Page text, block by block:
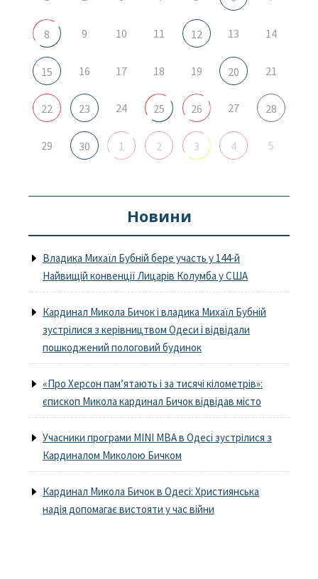
8 9 10 11 12 13 14
15 16 17 18 19 20 21
22 23 24 25 26 27 28
29 30 1 2 3 4 5
Новини
Владика Михаїл Бубній бере участь у 144-й
Найвищій конвенції Лицарів Колумба у США
Кардинал Микола Бичок і владика Михаїл Бубній
зустрілися з керівництвом Одеси і відвідали
пошкоджений пологовий будинок
«Про Херсон пам’ятають і за тисячі кілометрів»:
єпископ Микола кардинал Бичок відвідав місто
Учасники програми MINI MBA в Одесі зустрілися з
Кардиналом Миколою Бичком
Кардинал Микола Бичок в Одесі: Християнська
надія допомагає вистояти у час війни